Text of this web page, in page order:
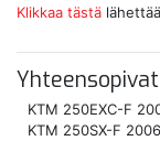
Klikkaa tästä
KTM 250EXC-F
KTM 250SX-F